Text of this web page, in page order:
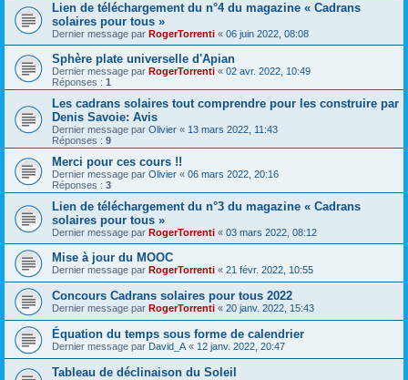
Lien de téléchargement du n°4 du magazine « Cadrans
solaires pour tous »
Dernier message par RogerTorrenti « 06 juin 2022, 08:08
Sphère plate universelle d'Apian
Dernier message par RogerTorrenti « 02 avr. 2022, 10:49
Réponses : 1
Les cadrans solaires tout comprendre pour les construire par
Denis Savoie: Avis
Dernier message par Olivier « 13 mars 2022, 11:43
Réponses : 9
Merci pour ces cours !!
Dernier message par Olivier « 06 mars 2022, 20:16
Réponses : 3
Lien de téléchargement du n°3 du magazine « Cadrans
solaires pour tous »
Dernier message par RogerTorrenti « 03 mars 2022, 08:12
Mise à jour du MOOC
Dernier message par RogerTorrenti « 21 févr. 2022, 10:55
Concours Cadrans solaires pour tous 2022
Dernier message par RogerTorrenti « 20 janv. 2022, 15:43
Équation du temps sous forme de calendrier
Dernier message par David_A « 12 janv. 2022, 20:47
Tableau de déclinaison du Soleil